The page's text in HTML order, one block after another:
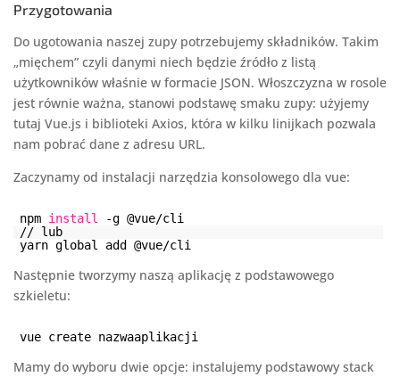
Przygotowania
Do ugotowania naszej zupy potrzebujemy składników. Takim
„mięchem” czyli danymi niech będzie źródło z listą
użytkowników właśnie w formacie JSON. Włoszczyzna w rosole
jest równie ważna, stanowi podstawę smaku zupy: użyjemy
tutaj Vue.js i biblioteki Axios, która w kilku linijkach pozwala
nam pobrać dane z adresu URL.
Zaczynamy od instalacji narzędzia konsolowego dla vue:
npm install
-g @vue/cli
// lub
yarn global add @vue/cli
Następnie tworzymy naszą aplikację z podstawowego
szkieletu:
vue create nazwaaplikacji
Mamy do wyboru dwie opcje: instalujemy podstawowy stack